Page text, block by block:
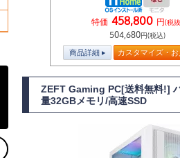
特価 458,800 円(税
504,680円(税込)
商品詳細 カスタマイズ・
ZEFT Gaming PC[送料無料!]
量32GBメモリ/高速SSD